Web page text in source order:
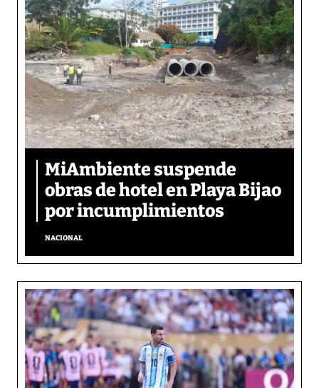
MiAmbiente suspende
obras de hotel en Playa Bijao
por incumplimientos
NACIONAL